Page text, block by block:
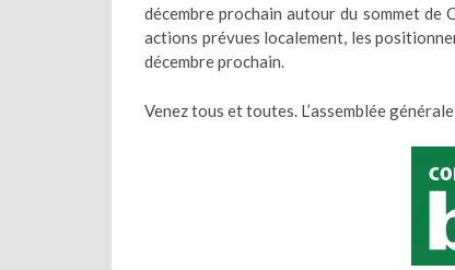
décembre prochain autour du sommet de
actions prévues localement, les
décembre prochain.
Venez tous et toutes. L’assemblée générale